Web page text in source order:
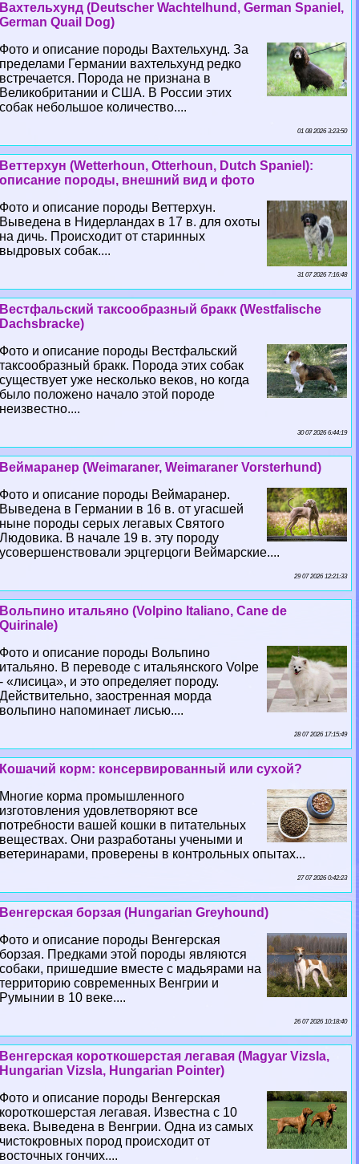
Вахтельхунд (Deutscher Wachtelhund, German Spaniel,
German Quail Dog)
Фото и описание породы Вахтельхунд. За
пределами Германии вахтельхунд редко
встречается. Порода не признана в
Великобритании и США. В России этих
собак небольшое количество....
01 08 2026 3:23:50
Веттерхун (Wetterhoun, Otterhoun, Dutch Spaniel):
описание породы, внешний вид и фото
Фото и описание породы Веттерхун.
Выведена в Нидерландах в 17 в. для охоты
на дичь. Происходит от старинных
выдровых собак....
31 07 2026 7:16:48
Вестфальский таксообразный бpaкк (Westfalische
Dachsbracke)
Фото и описание породы Вестфальский
таксообразный бpaкк. Порода этих собак
существует уже несколько веков, но когда
было положено начало этой породе
неизвестно....
30 07 2026 6:44:19
Веймаранер (Weimaraner, Weimaraner Vorsterhund)
Фото и описание породы Веймаранер.
Выведена в Германии в 16 в. от угасшей
ныне породы серых легавых Святого
Людовика. В начале 19 в. эту породу
усовершенствовали эрцгерцоги Веймарские....
29 07 2026 12:21:33
Вольпино итальяно (Volpino Italiano, Cane de
Quirinale)
Фото и описание породы Вольпино
итальяно. В переводе с итальянского Volpe
- «лисица», и это определяет породу.
Действительно, заостренная морда
вольпино напоминает лисью....
28 07 2026 17:15:49
Кошачий корм: консервированный или сухой?
Многие корма промышленного
изготовления удовлетворяют все
потребности вашей кошки в питательных
веществах. Они разработаны учеными и
ветеринарами, проверены в контрольных опытах...
27 07 2026 0:42:23
Венгерская борзая (Hungarian Greyhound)
Фото и описание породы Венгерская
борзая. Предками этой породы являются
собаки, пришедшие вместе с мадьярами на
территорию современных Венгрии и
Румынии в 10 веке....
26 07 2026 10:18:40
Венгерская короткошерстая легавая (Magyar Vizsla,
Hungarian Vizsla, Hungarian Pointer)
Фото и описание породы Венгерская
короткошерстая легавая. Известна с 10
века. Выведена в Венгрии. Одна из самых
чистокровных пород происходит от
восточных гончих....